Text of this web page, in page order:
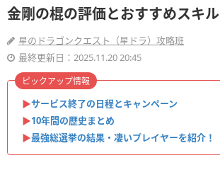
金剛の棍の評価とおすすめスキル
星のドラゴンクエスト（星ドラ）攻略班
最終更新日：2025.11.20 20:45
▶︎サービス終了の日程とキャンペーン
▶︎10年間の歴史まとめ
▶︎最強総選挙の結果・凄いプレイヤーを紹介！
ピックアップ情報